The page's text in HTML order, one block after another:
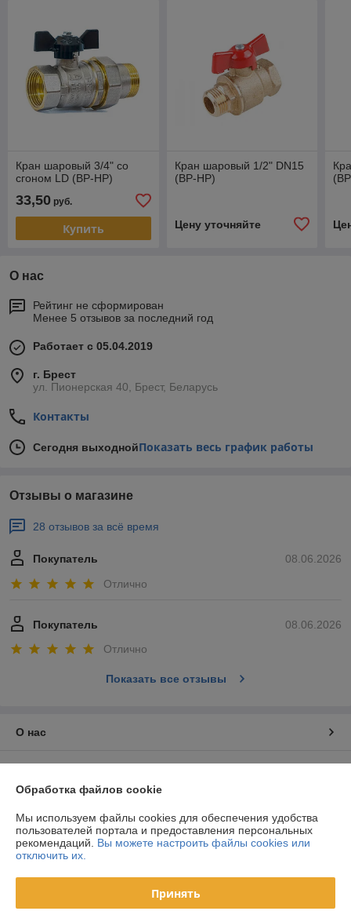
Кран шаровый 3/4" со
сгоном LD (ВР-НР)
33,50 руб.
Купить
Кран шаровый 1/2" DN15
(ВР-НР)
Цену уточняйте
О нас
Рейтинг не сформирован
Менее 5 отзывов за последний год
Работает с 05.04.2019
г. Брест
ул. Пионерская 40, Брест, Беларусь
Контакты
Сегодня выходнойПоказать весь график работы
Отзывы о магазине
28 отзывов за всё время
08.06.2026
Покупатель
Отлично
08.06.2026
Покупатель
Отлично
Показать все отзывы
О нас
График работы
Полная версия сайта
Обработка файлов cookie
Мы используем файлы cookies для обеспечения удобства
пользователей портала и предоставления персональных
рекомендаций. Вы можете настроить файлы cookies или
отключить их.
Принять